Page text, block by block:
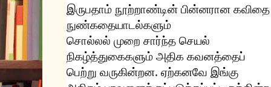
இருபதாம் நூற்றாண்டின் பின்னரான கவிதை
நுண்கதையாடல்களும்
சொல்லல் முறை சார்ந்த செயல்
நிகழ்த்துகைகளும் அதிக கவனத்தைப்
பெற்று வருகின்றன. ஏற்கனவே இங்கு